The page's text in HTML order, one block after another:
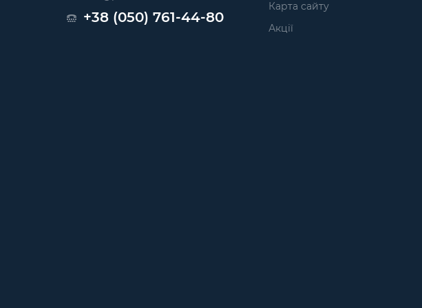
+38 (050) 761-44-80
Карта сайту
Акції